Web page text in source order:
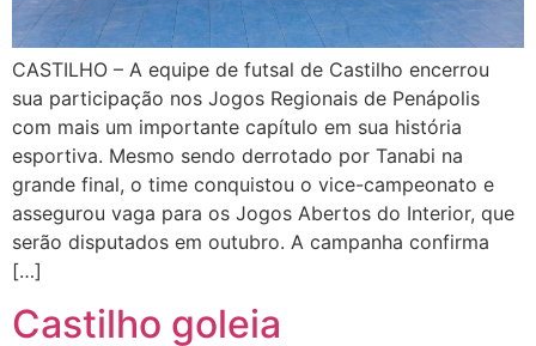
CASTILHO – A equipe de futsal de Castilho encerrou
sua participação nos Jogos Regionais de Penápolis
com mais um importante capítulo em sua história
esportiva. Mesmo sendo derrotado por Tanabi na
grande final, o time conquistou o vice-campeonato e
assegurou vaga para os Jogos Abertos do Interior, que
serão disputados em outubro. A campanha confirma
[…]
Castilho goleia